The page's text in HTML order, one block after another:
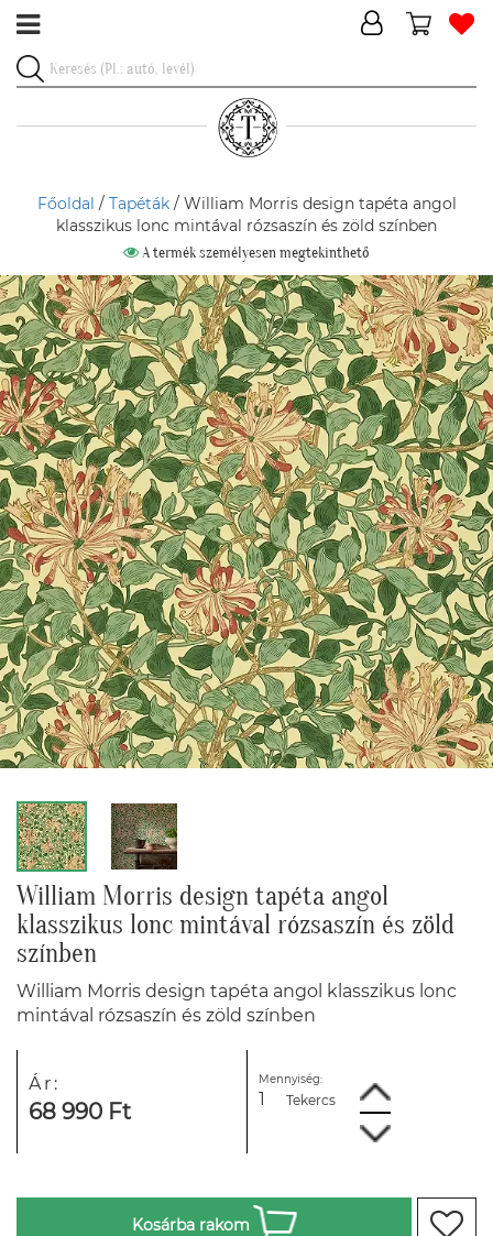
Főoldal / Tapéták/ William Morris design tapéta angol
klasszikus lonc mintával rózsaszín és zöld színben
A termék személyesen megtekinthető
William Morris design tapéta angol
klasszikus lonc mintával rózsaszín és zöld
színben
William Morris design tapéta angol klasszikus lonc
mintával rózsaszín és zöld színben
Ár:
68 990 Ft
Mennyiség:
Tekercs
Kosárba rakom